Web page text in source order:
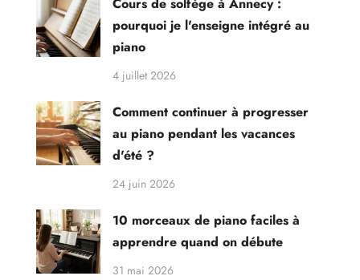
Cours de solfège à Annecy :
pourquoi je l'enseigne intégré au
piano
4 juillet 2026
Comment continuer à progresser
au piano pendant les vacances
d'été ?
24 juin 2026
10 morceaux de piano faciles à
apprendre quand on débute
31 mai 2026